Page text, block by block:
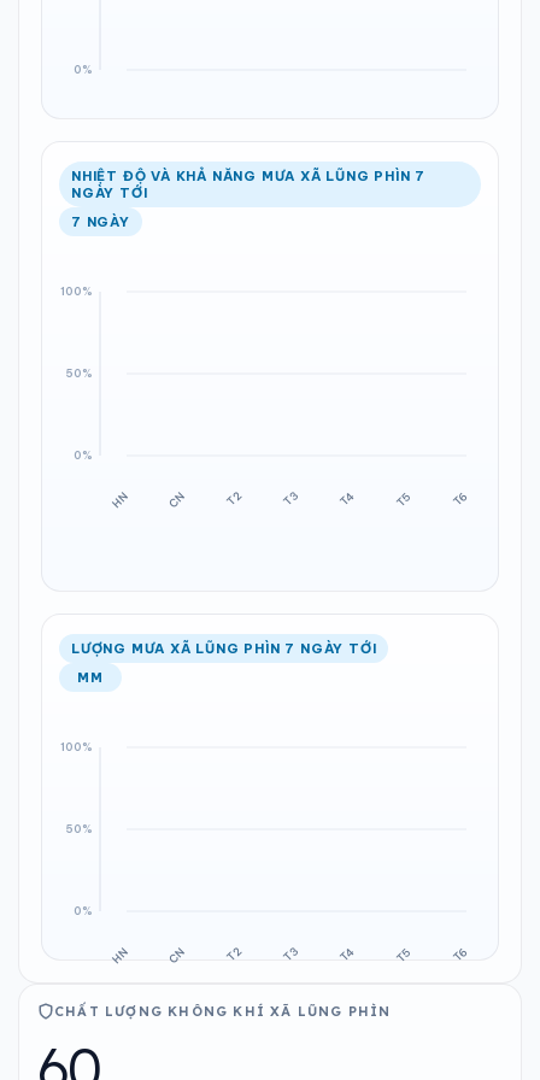
NHIỆT ĐỘ VÀ KHẢ NĂNG MƯA XÃ LŨNG PHÌN 7
NGÀY TỚI
7 NGÀY
LƯỢNG MƯA XÃ LŨNG PHÌN 7 NGÀY TỚI
MM
CHẤT LƯỢNG KHÔNG KHÍ XÃ LŨNG PHÌN